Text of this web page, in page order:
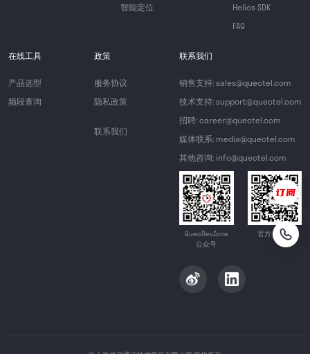
智能定位
Helios SDK
FAQ
在线工具
产品选型
频段查询
政策
服务协议
隐私政策
联系我们
联系我们
销售支持: sales@quectel.com
技术支持: support@quectel.com
招聘: career@quectel.com
媒体联系: media@quectel.com
其他咨询: info@quectel.com
QuecDevZone
公众号
官方公众号